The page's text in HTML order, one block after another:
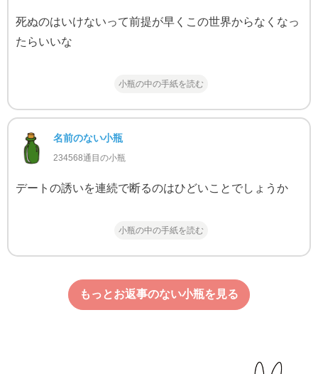
死ぬのはいけないって前提が早くこの世界からなくなっ
たらいいな
小瓶の中の手紙を読む
名前のない小瓶
234568通目の小瓶
デートの誘いを連続で断るのはひどいことでしょうか
小瓶の中の手紙を読む
もっとお返事のない小瓶を見る